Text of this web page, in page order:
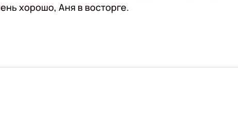
хорошо, Аня в восторге.